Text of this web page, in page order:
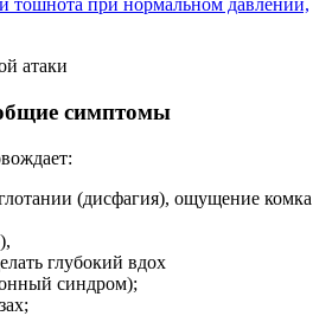
тошнота при нормальном давлении,
симптомы
(дисфагия), ощущение комка
глубокий вдох
синдром);